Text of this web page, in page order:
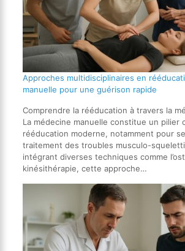
Approches multidisciplinaires en
manuelle pour une guérison rapide
Comprendre la rééducation à travers la
La médecine manuelle constitue un pilier
rééducation moderne, notamment pour
traitement des troubles musculo-
intégrant diverses techniques comme
kinésithérapie, cette approche…